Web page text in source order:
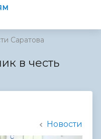
Саратова
в честь
Новости